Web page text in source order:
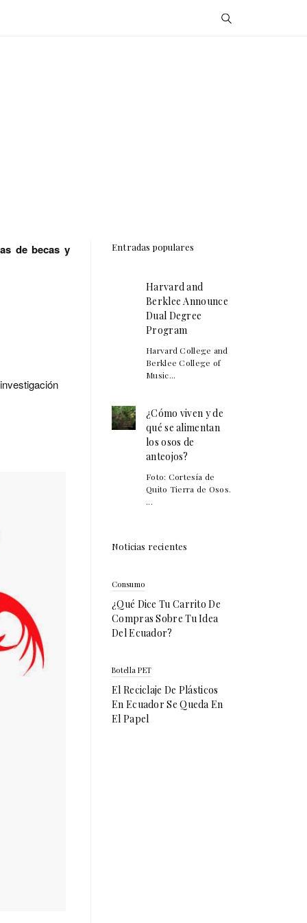
de becas y
Entradas populares
Harvard and
Berklee Announce
Dual Degree
Program
Harvard College and
Berklee College of
Music...
¿Cómo viven y de
qué se alimentan
los osos de
anteojos?
Foto: Cortesía de
Quito Tierra de Osos.
...
Noticias recientes
Consumo
¿Qué Dice Tu Carrito De
Compras Sobre Tu Idea
Del Ecuador?
Botella PET
El Reciclaje De Plásticos
En Ecuador Se Queda En
El Papel